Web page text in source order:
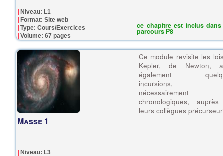
Niveau: L1
Format: Site web
Type: Cours/Exercices
Volume: 67 pages
ce chapitre est inclus dans
parcours P8
Masse 1
Niveau: L3
Ce module revisite les
Kepler, de Newton,
également
incursions,
nécessairement
chronologiques,
leurs collègues